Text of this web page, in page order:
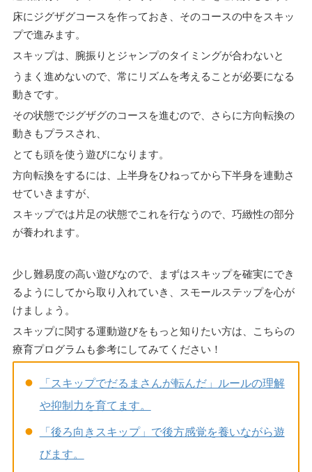
床にジグザグコースを作っておき、そのコースの中をスキッ
プで進みます。
スキップは、腕振りとジャンプのタイミングが合わないと
うまく進めないので、常にリズムを考えることが必要になる
動きです。
その状態でジグザグのコースを進むので、さらに方向転換の
動きもプラスされ、
とても頭を使う遊びになります。
方向転換をするには、上半身をひねってから下半身を連動さ
せていきますが、
スキップでは片足の状態でこれを行なうので、巧緻性の部分
が養われます。
少し難易度の高い遊びなので、まずはスキップを確実にでき
るようにしてから取り入れていき、スモールステップを心が
けましょう。
スキップに関する運動遊びをもっと知りたい方は、こちらの
療育プログラムも参考にしてみてください！
「スキップでだるまさんが転んだ」ルールの理解
や抑制力を育てます。
「後ろ向きスキップ」で後方感覚を養いながら遊
びます。